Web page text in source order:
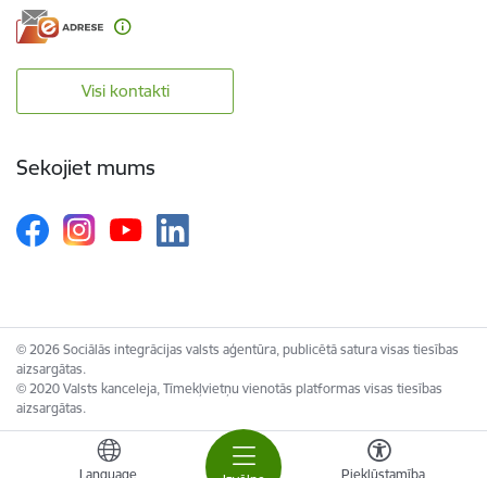
Language Piekļūstamība
Visi kontakti
Sekojiet mums
© 2026 Sociālās integrācijas valsts aģentūra, publicētā satura visas tiesības
aizsargātas.
© 2020 Valsts kanceleja, Tīmekļvietņu vienotās platformas visas tiesības
aizsargātas.